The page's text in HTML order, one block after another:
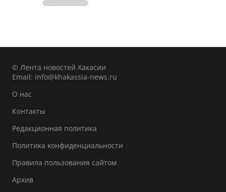
© Лента новостей Хакасии
Email: info@khakassia-news.ru
О нас
Контакты
Редакционная политика
Политика конфиденциальности
Правила пользования сайтом
Архив